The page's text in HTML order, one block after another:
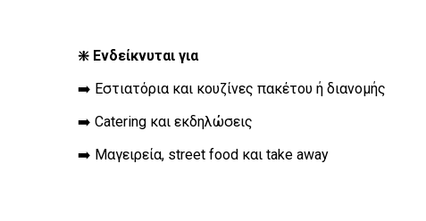
❇️ Ενδείκνυται για
➡️ Εστιατόρια και κουζίνες πακέτου ή διανομής
➡️ Catering και εκδηλώσεις
➡️ Μαγειρεία, street food και take away